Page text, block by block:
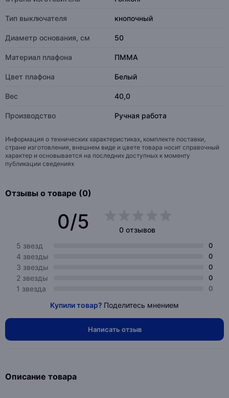
Тип выключателя кнопочный
Диаметр основания, см 50
Материал плафона ПММА
Цвет плафона Белый
Вес 40,0
Производство Ручная работа
Информация о технических характеристиках, комплекте поставки,
стране изготовления, внешнем виде и цвете товара носит справочный
характер и основывается на последних доступных к моменту
публикации сведениях
Отзывы о товаре (0)
0/5
0 отзывов
5 звезд
0
4 звезды 0
3 звезды 0
2 звезды 0
1 звезда 0
Купили товар? Поделитесь мнением
Написать отзыв
Описание товара